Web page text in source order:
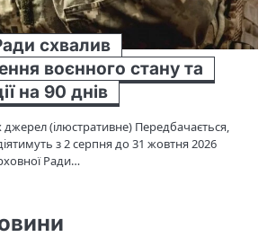
схвалив
воєнного стану та
на 90 днів
джерел (ілюстративне) Передбачається,
з 2 серпня до 31 жовтня 2026
Ради…